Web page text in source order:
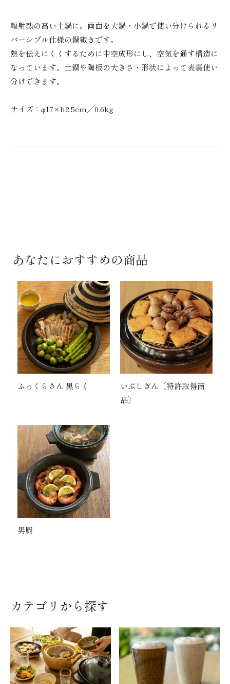
輻射熱の高い土鍋に。両面を大鍋・小鍋で使い分けられるリ
バーシブル仕様の鍋敷きです。
熱を伝えにくくするために中空成形にし、空気を通す構造に
なっています。土鍋や陶板の大きさ・形状によって表裏使い
分けできます。
サイズ：φ17×h2.5cm／0.6kg
あなたにおすすめの商品
ふっくらさん 黒らく
いぶしぎん〔特許取得商
品〕
男厨
カテゴリから探す